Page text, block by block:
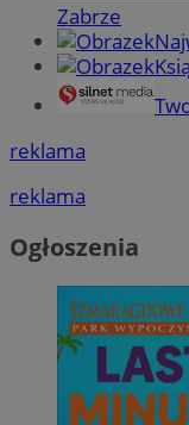
Zabrze
reklama
reklama
Ogłoszenia
takich
można
Nazwa
SessID